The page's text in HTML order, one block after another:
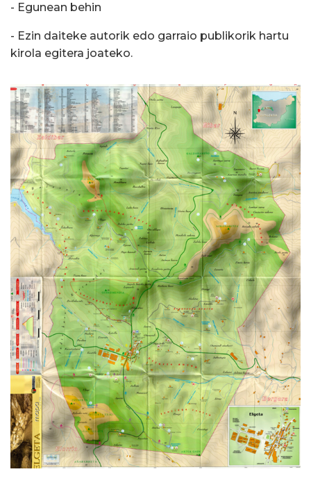
- Egunean behin
- Ezin daiteke autorik edo garraio publikorik hartu
kirola egitera joateko.